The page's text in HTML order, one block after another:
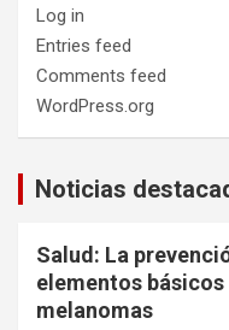
Log in
Entries feed
Comments feed
WordPress.org
Noticias
Salud: La
elementos
melanomas